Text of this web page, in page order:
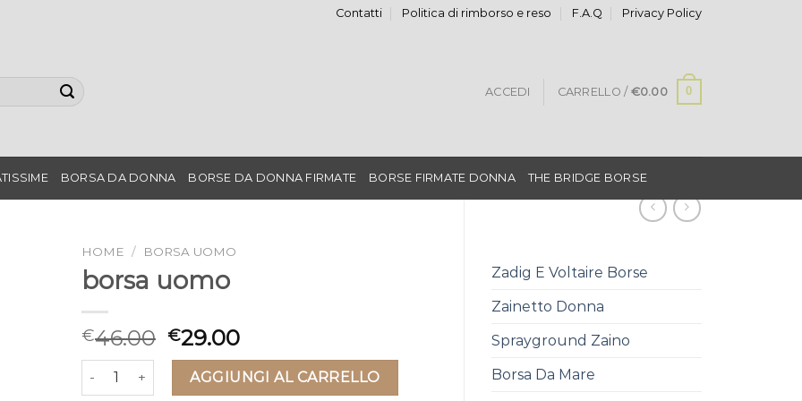
Contatti Politica di rimborso e reso F.A.Q Privacy Policy
ACCEDI CARRELLO / €0.00 0
BORSA DA DONNA BORSE DA DONNA FIRMATE BORSE FIRMATE DONNA THE BRIDGE BORSE
Zadig E Voltaire Borse
Zainetto Donna
Sprayground Zaino
Borsa Da Mare
HOME / BORSA UOMO
borsa uomo
€46.00 €29.00
borsa uomo quantitàAGGIUNGI AL CARRELLO